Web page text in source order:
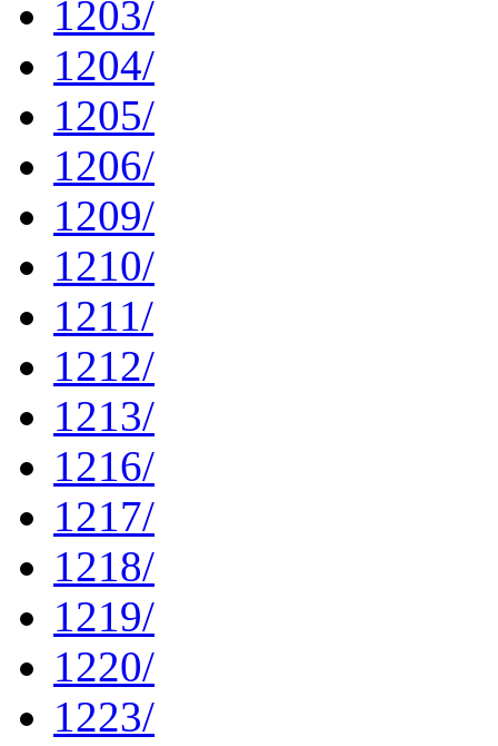
1203/
1204/
1205/
1206/
1209/
1210/
1211/
1212/
1213/
1216/
1217/
1218/
1219/
1220/
1223/